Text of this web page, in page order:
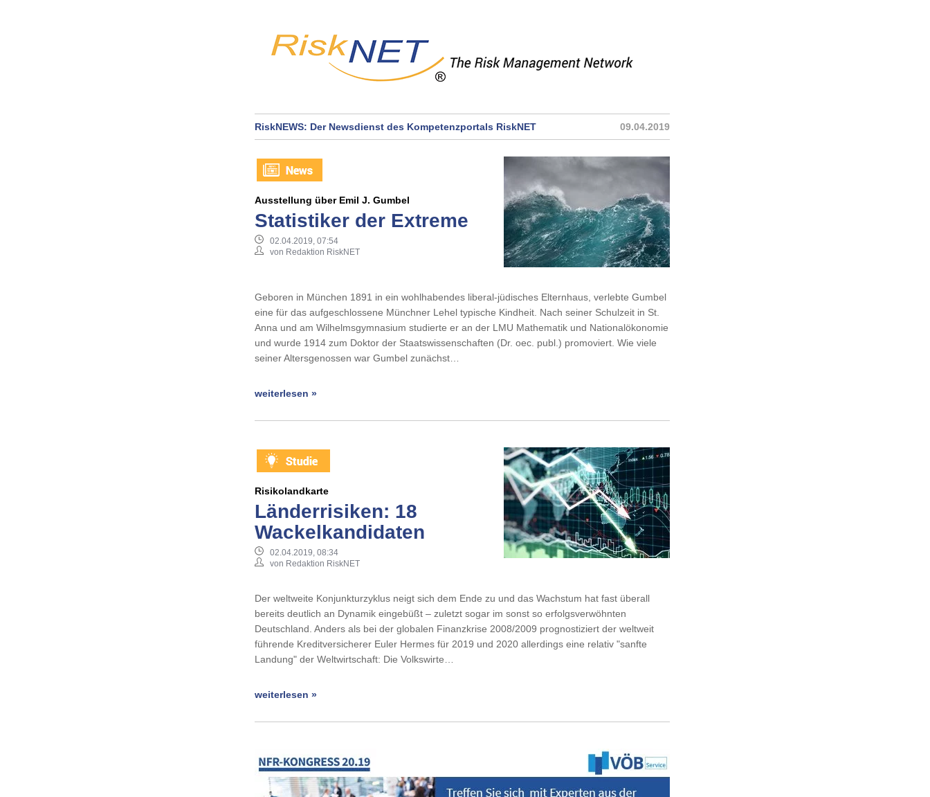
RiskNEWS: Der Newsdienst des Kompetenzportals RiskNET 09.04.2019
Ausstellung über Emil J. Gumbel
Statistiker der Extreme
02.04.2019, 07:54
von Redaktion RiskNET
Geboren in München 1891 in ein wohlhabendes liberal-jüdisches Elternhaus, verlebte Gumbel
eine für das aufgeschlossene Münchner Lehel typische Kindheit. Nach seiner Schulzeit in St.
Anna und am Wilhelmsgymnasium studierte er an der LMU Mathematik und Nationalökonomie
und wurde 1914 zum Doktor der Staatswissenschaften (Dr. oec. publ.) promoviert. Wie viele
seiner Altersgenossen war Gumbel zunächst…
weiterlesen »
Risikolandkarte
Länderrisiken: 18
Wackelkandidaten
02.04.2019, 08:34
von Redaktion RiskNET
Der weltweite Konjunkturzyklus neigt sich dem Ende zu und das Wachstum hat fast überall
bereits deutlich an Dynamik eingebüßt – zuletzt sogar im sonst so erfolgsverwöhnten
Deutschland. Anders als bei der globalen Finanzkrise 2008/2009 prognostiziert der weltweit
führende Kreditversicherer Euler Hermes für 2019 und 2020 allerdings eine relativ "sanfte
Landung" der Weltwirtschaft: Die Volkswirte…
weiterlesen »